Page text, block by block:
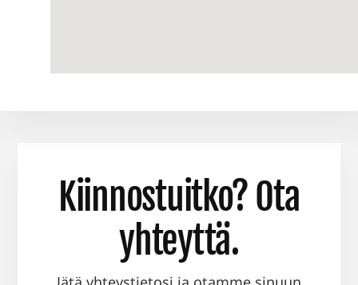
Kiinnostuitko? Ota
yhteyttä.